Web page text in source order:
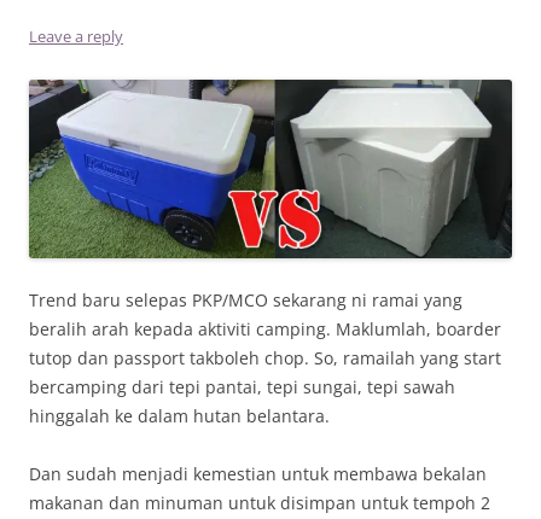
Leave a reply
Trend baru selepas PKP/MCO sekarang ni ramai yang
beralih arah kepada aktiviti camping. Maklumlah, boarder
tutop dan passport takboleh chop. So, ramailah yang start
bercamping dari tepi pantai, tepi sungai, tepi sawah
hinggalah ke dalam hutan belantara.
Dan sudah menjadi kemestian untuk membawa bekalan
makanan dan minuman untuk disimpan untuk tempoh 2